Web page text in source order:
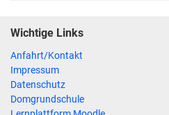
Wichtige Links
Anfahrt/Kontakt
Impressum
Datenschutz
Domgrundschule